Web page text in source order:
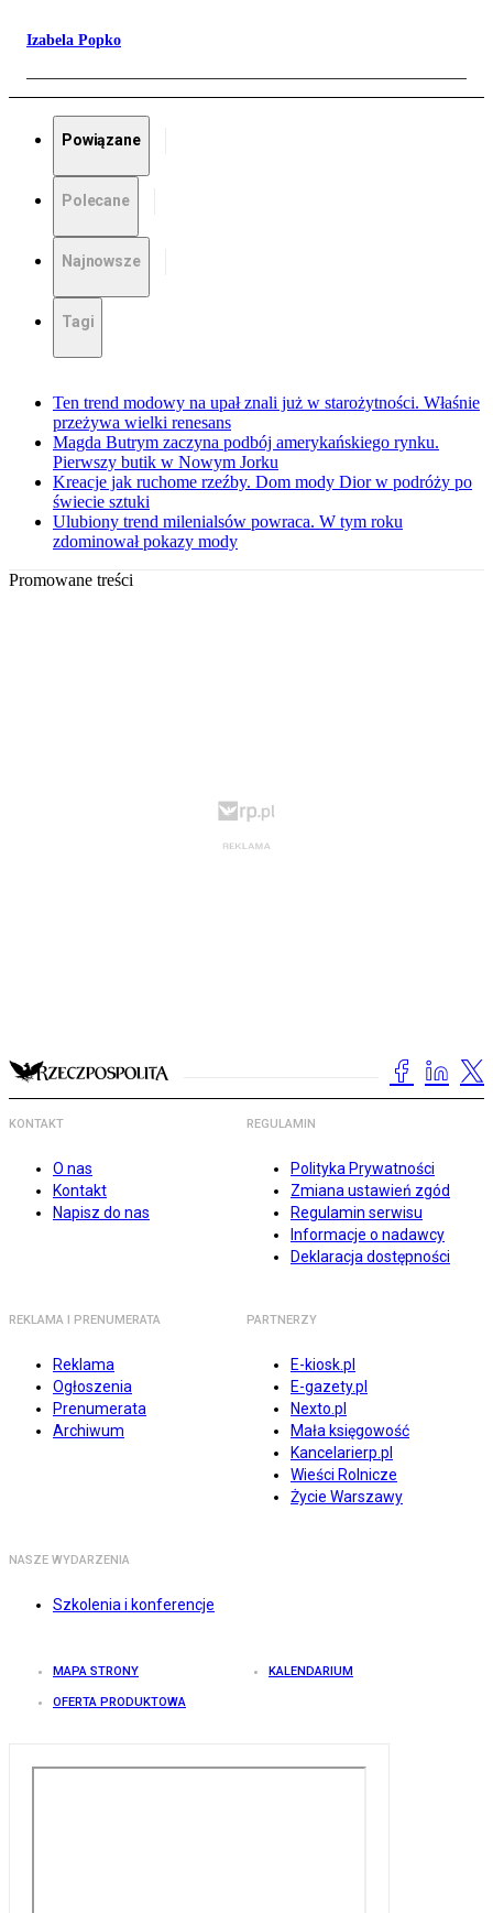
Izabela Popko
Powiązane
Polecane
Najnowsze
Tagi
Ten trend modowy na upał znali już w starożytności. Właśnie
przeżywa wielki renesans
Magda Butrym zaczyna podbój amerykańskiego rynku.
Pierwszy butik w Nowym Jorku
Kreacje jak ruchome rzeźby. Dom mody Dior w podróży po
świecie sztuki
Ulubiony trend milenialsów powraca. W tym roku
zdominował pokazy mody
Promowane treści
KONTAKT
O nas
Kontakt
Napisz do nas
REGULAMIN
Polityka Prywatności
Zmiana ustawień zgód
Regulamin serwisu
Informacje o nadawcy
Deklaracja dostępności
REKLAMA I PRENUMERATA
Reklama
Ogłoszenia
Prenumerata
Archiwum
PARTNERZY
E-kiosk.pl
E-gazety.pl
Nexto.pl
Mała księgowość
Kancelarierp.pl
Wieści Rolnicze
Życie Warszawy
NASZE WYDARZENIA
Szkolenia i konferencje
MAPA STRONY KALENDARIUM
OFERTA PRODUKTOWA